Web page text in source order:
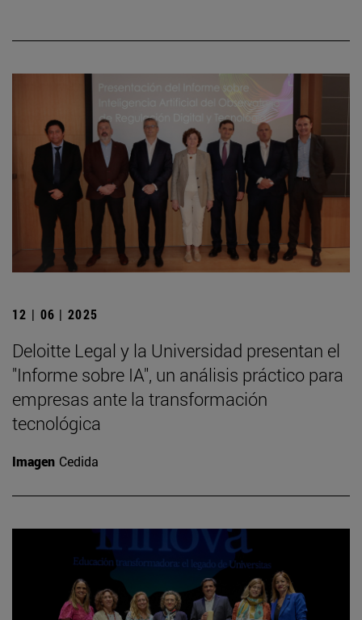
12 | 06 | 2025
Deloitte Legal y la Universidad presentan el
"Informe sobre IA", un análisis práctico para
empresas ante la transformación
tecnológica
Imagen Cedida